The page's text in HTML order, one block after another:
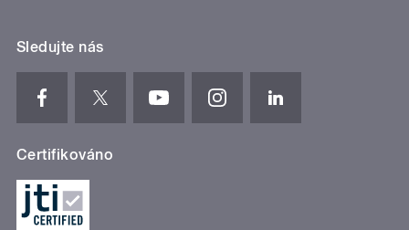
Sledujte nás
Certifikováno